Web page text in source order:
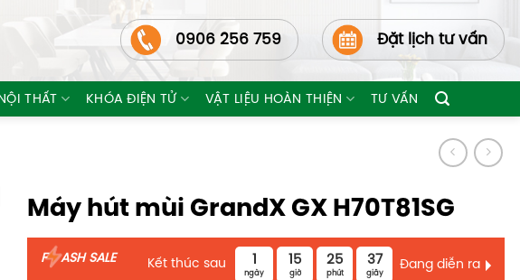
0906 256 759 Đặt lịch tư vấn
THẤT KHÓA ĐIỆN TỬ VẬT LIỆU HOÀN THIỆN TƯ VẤN
Máy hút mùi GrandX GX H70T81SG
F ASH SALE Kết thúc sau 1
ngày
15
giờ
25
phút
35
giây
Đang diễn ra